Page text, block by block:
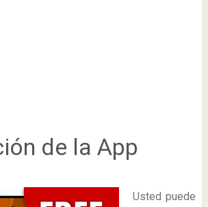
de la App
Usted puede